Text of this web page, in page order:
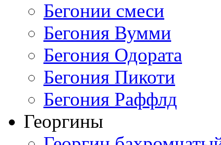
Бегонии смеси
Бегония Вумми
Бегония Одората
Бегония Пикоти
Бегония Раффлд
Георгины